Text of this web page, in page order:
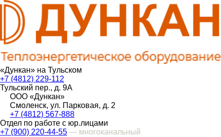
«Дункан» на Тульском
+7 (4812) 229-112
Тульский пер., д. 9А
ООО «Дункан»
Смоленск, ул. Парковая, д. 2
+7 (4812) 567-888
Отдел по работе с юр.лицами
+7 (900) 220-44-55 — многоканальный